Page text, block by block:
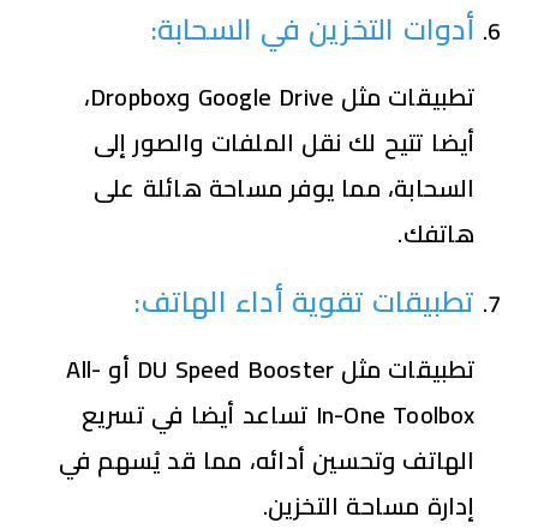
أدوات التخزين في السحابة:
تطبيقات مثل Google Drive وDropbox،
أيضا تتيح لك نقل الملفات والصور إلى
السحابة، مما يوفر مساحة هائلة على
هاتفك.
تطبيقات تقوية أداء الهاتف:
تطبيقات مثل DU Speed Booster أو All-
In-One Toolbox تساعد أيضا في تسريع
الهاتف وتحسين أدائه، مما قد يُسهم في
إدارة مساحة التخزين.